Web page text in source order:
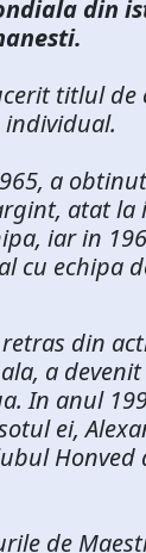
din
titlul de
a
atat la
iar in
cu echipa
retras din
a
In anul
ei,
Honved
de